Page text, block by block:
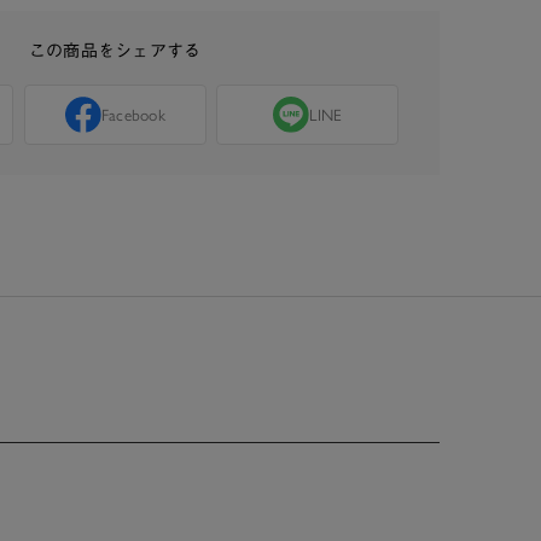
この商品をシェアする
Facebook LINE